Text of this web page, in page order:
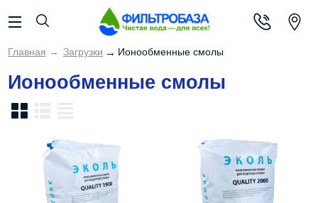
Главная → Загрузки → Ионообменные смолы
Ионообменные смолы